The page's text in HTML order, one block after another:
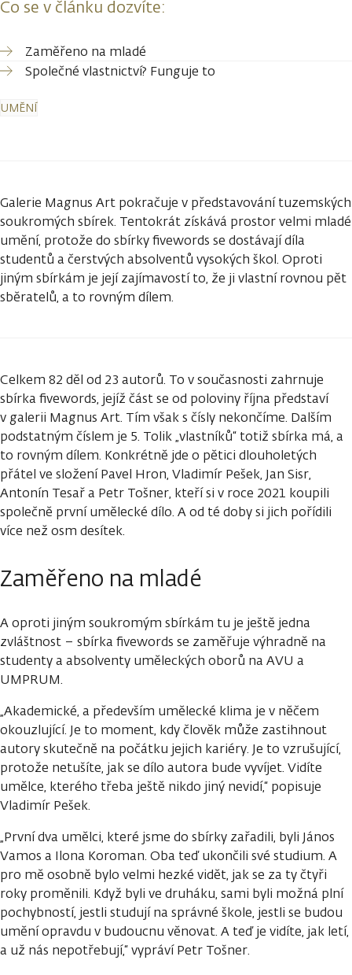
Co se v článku dozvíte:
Zaměřeno na mladé
Společné vlastnictví? Funguje to
UMĚNÍ
Galerie Magnus Art pokračuje v představování tuzemských
soukromých sbírek. Tentokrát získává prostor velmi mladé
umění, protože do sbírky fivewords se dostávají díla
studentů a čerstvých absolventů vysokých škol. Oproti
jiným sbírkám je její zajímavostí to, že ji vlastní rovnou pět
sběratelů, a to rovným dílem.
Celkem 82 děl od 23 autorů. To v současnosti zahrnuje
sbírka fivewords, jejíž část se od poloviny října představí
v galerii Magnus Art. Tím však s čísly nekončíme. Dalším
podstatným číslem je 5. Tolik „vlastníků“ totiž sbírka má, a
to rovným dílem. Konkrétně jde o pětici dlouholetých
přátel ve složení Pavel Hron, Vladimír Pešek, Jan Sisr,
Antonín Tesař a Petr Tošner, kteří si v roce 2021 koupili
společně první umělecké dílo. A od té doby si jich pořídili
více než osm desítek.
Zaměřeno na mladé
A oproti jiným soukromým sbírkám tu je ještě jedna
zvláštnost – sbírka fivewords se zaměřuje výhradně na
studenty a absolventy uměleckých oborů na AVU a
UMPRUM.
„Akademické, a především umělecké klima je v něčem
okouzlující. Je to moment, kdy člověk může zastihnout
autory skutečně na počátku jejich kariéry. Je to vzrušující,
protože netušíte, jak se dílo autora bude vyvíjet. Vidíte
umělce, kterého třeba ještě nikdo jiný nevidí,“ popisuje
Vladimír Pešek.
„První dva umělci, které jsme do sbírky zařadili, byli János
Vamos a Ilona Koroman. Oba teď ukončili své studium. A
pro mě osobně bylo velmi hezké vidět, jak se za ty čtyři
roky proměnili. Když byli ve druháku, sami byli možná plní
pochybností, jestli studují na správné škole, jestli se budou
umění opravdu v budoucnu věnovat. A teď je vidíte, jak letí,
a už nás nepotřebují,“ vypráví Petr Tošner.